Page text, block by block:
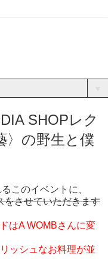
SHOPレク
の野生と僕
このイベントに、
をさせていただきます
はA WOMBさんに変
ッシュなお料理が並